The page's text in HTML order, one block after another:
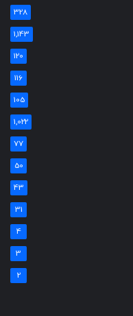
328
1,143
120
116
105
1,022
77
50
43
31
4
3
2